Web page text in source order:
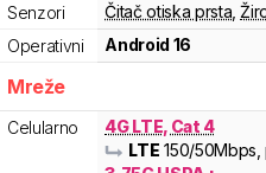
Senzori
Čitač otiska prsta ,
Operativni
Android 16
Mreže
Celularno
4G LTE, Cat 4
LTE 150/50Mbps